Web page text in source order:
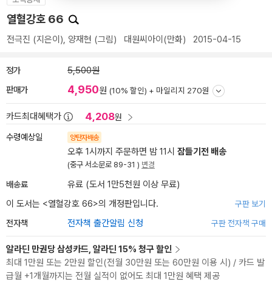
열혈강호 66
전극진 (지은이), 양재현 (그림) 대원씨아이(만화) 2015-04-15
정가 5,500원
판매가 4,950원 (10% 할인) + 마일리지 270원
카드최대혜택가 4,208원
수령예상일 양탄자배송
오후 1시까지 주문하면 밤 11시 잠들기전 배송
(중구 서소문로 89-31 ) 변경
배송료
유료 (도서 1만5천원 이상 무료)
이 도서는 <열혈강호 66>의 개정판입니다. 구판 보기
전자책 전자책 출간알림 신청 구판 전자책 구매
알라딘 만권당 삼성카드, 알라딘 15% 청구 할인
최대 1만원 또는 2만원 할인(전월 30만원 또는 60만원 이용 시) / 카드 발
급월 +1개월까지는 전월 실적이 없어도 최대 1만원 혜택 제공